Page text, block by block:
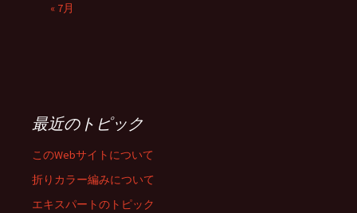
« 7月
最近のトピック
このWebサイトについて
折りカラー編みについて
エキスパートのトピック